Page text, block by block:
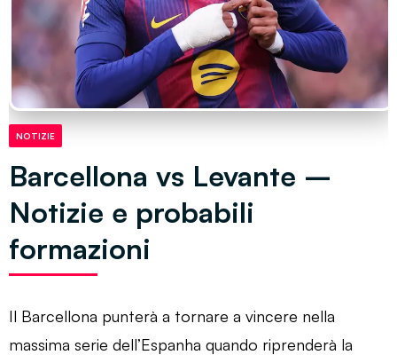
NOTIZIE
Barcellona vs Levante –
Notizie e probabili
formazioni
Il Barcellona punterà a tornare a vincere nella
massima serie dell’Espanha quando riprenderà la